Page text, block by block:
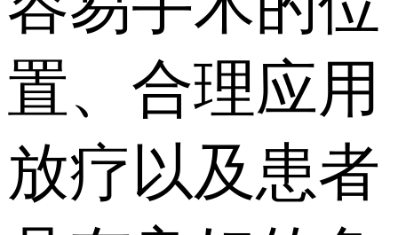
置、合理应用
放疗以及患者